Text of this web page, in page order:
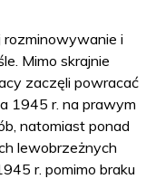
i
Mimo skrajnie
zaczęli powracać
1945 r. na prawym
natomiast ponad
lewobrzeżnych
r. pomimo braku